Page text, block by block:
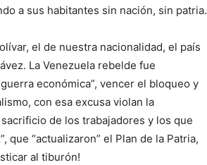
a sus habitantes sin nación, sin patria.
el de nuestra nacionalidad, el país
La Venezuela rebelde fue
económica”, vencer el bloqueo y
con esa excusa violan la
de los trabajadores y los que
que “actualizaron” el Plan de la Patria,
al tiburón!